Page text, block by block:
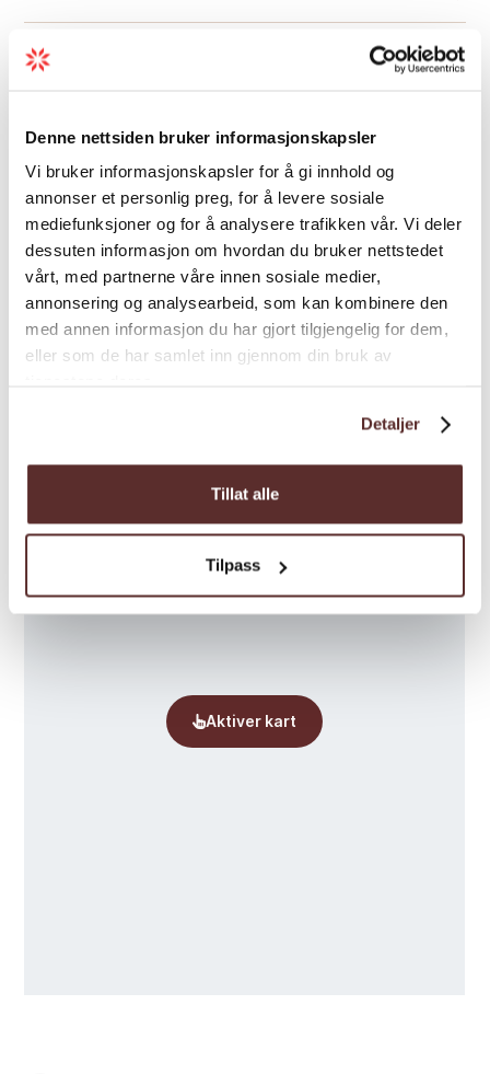
Denne nettsiden bruker informasjonskapsler
Vi bruker informasjonskapsler for å gi innhold og
annonser et personlig preg, for å levere sosiale
mediefunksjoner og for å analysere trafikken vår. Vi deler
dessuten informasjon om hvordan du bruker nettstedet
vårt, med partnerne våre innen sosiale medier,
annonsering og analysearbeid, som kan kombinere den
med annen informasjon du har gjort tilgjengelig for dem,
eller som de har samlet inn gjennom din bruk av
Detaljer
Tillat alle
Tilpass
Gradering: Blå, middels
Gradering
Sesong
Varighet